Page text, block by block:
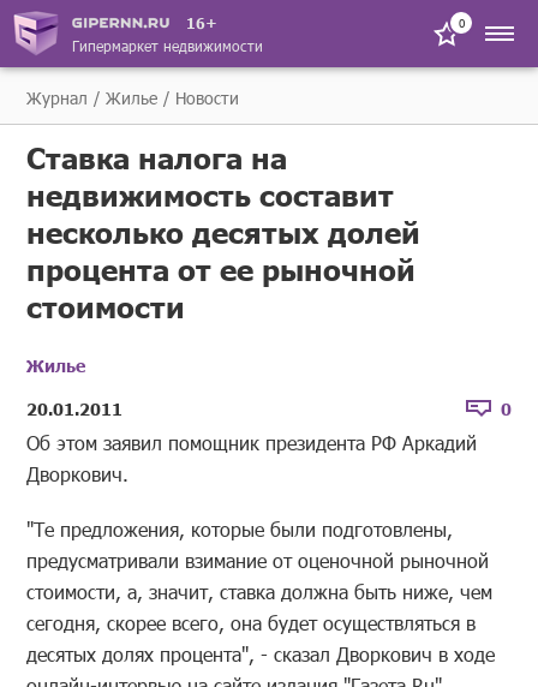
16+
Гипермаркет недвижимости
0
Журнал Жилье Новости
Ставка налога на
недвижимость составит
несколько десятых долей
процента от ее рыночной
стоимости
Жилье
20.01.2011
0
Об этом заявил помощник президента РФ Аркадий
Дворкович.
"Те предложения, которые были подготовлены,
предусматривали взимание от оценочной рыночной
стоимости, а, значит, ставка должна быть ниже, чем
сегодня, скорее всего, она будет осуществляться в
десятых долях процента", - сказал Дворкович в ходе